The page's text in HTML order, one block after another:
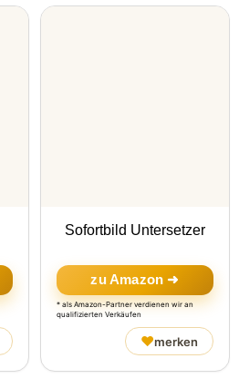
Sofortbild Untersetzer
zu Amazon ➜
* als Amazon-Partner verdienen wir an
qualifizierten Verkäufen
♥merken